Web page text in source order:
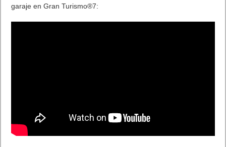
garaje en Gran Turismo®7: